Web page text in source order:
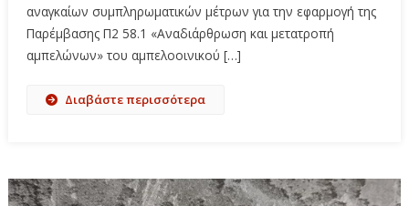
αναγκαίων συμπληρωματικών μέτρων για την εφαρμογή της
Παρέμβασης Π2 58.1 «Αναδιάρθρωση και μετατροπή
αμπελώνων» του αμπελοοινικού […]
Διαβάστε περισσότερα